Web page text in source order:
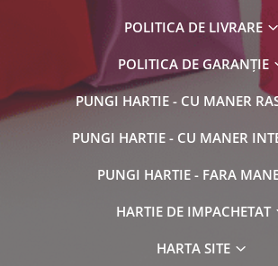
POLITICA DE LIVRARE
POLITICA DE GARANȚIE
PUNGI HARTIE - CU MANER
PUNGI HARTIE - CU MANER
PUNGI HARTIE - FARA
HARTIE DE IMPACHETAT
HARTA SITE